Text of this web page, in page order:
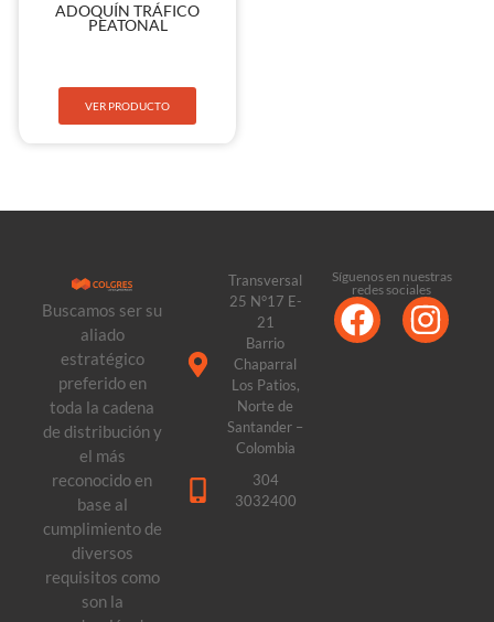
ADOQUÍN TRÁFICO
PEATONAL
VER PRODUCTO
Buscamos ser su
aliado
estratégico
preferido en
toda la cadena
de distribución y
el más
reconocido en
base al
cumplimiento de
diversos
requisitos como
son la
Transversal
25 N°17 E-
21
Barrio
Chaparral
Los Patios,
Norte de
Santander –
Colombia
304
3032400
Síguenos en nuestras
redes sociales